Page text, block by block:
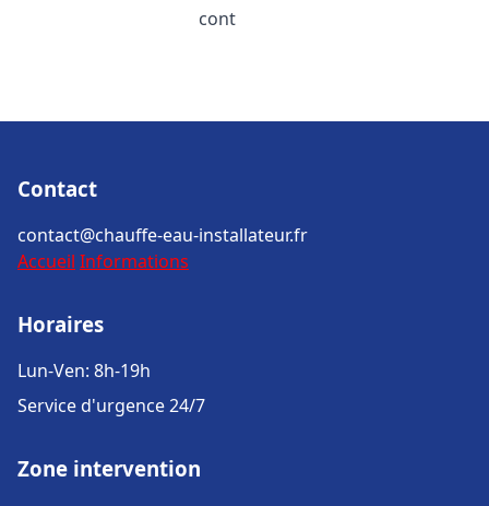
cont
Contact
contact@chauffe-eau-installateur.fr
Accueil Informations
Horaires
Lun-Ven: 8h-19h
Service d'urgence 24/7
Zone intervention